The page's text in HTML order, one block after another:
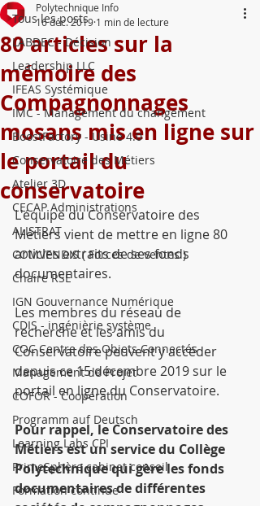
Tous les posts
LABDEC - Décision
Leadership LLC
IFEAS Systémique
IMC - Management du changement
BoostFactory - Usine 4.0
Conservatoire des Métiers
Atelier 3D
CECAP Administrations
ALISTRAT
COMVENDIS ( Forces de ventes )
Chaire RSE
IGN Gouvernance Numérique
CDIS - ingénièrie système
COC Centre des Objets Connectés
Management de Projet
COFOR - Coopération
Programm auf Deutsch
Learning Labs CPI
PrimeSphère cabinet conseil
Formation continue
80 articles sur la
mémoire des
Compagnonnages
mosans mis en ligne sur
le portail du
conservatoire
Polytechnique Info
16 déc. 2019 1 min de lecture
L'équipe du Conservatoire des
Métiers vient de mettre en ligne 80
articles extraits de ses fonds
documentaires.
Les membres du réseau de
recherche et les amis du
Conservatoire peuvent y accéder
depuis ce 15 décembre 2019 sur le
portail en ligne du Conservatoire.
Pour rappel, le Conservatoire des
Métiers est un service du Collège
Polytechnique qui gère les fonds
documentaires de différentes